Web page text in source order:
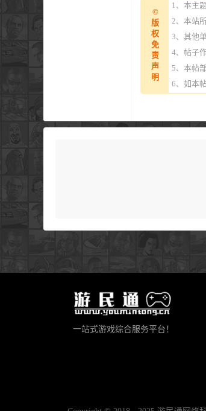
©
版
权
免
责
声
明
1、本主
2、本站
3、其他
4、帖子
5、本帖
6、如本
一站式游戏综合服务平台！